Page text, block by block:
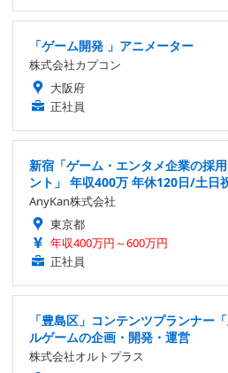
「ゲーム開発 」アニメーター
株式会社カプコン
大阪府
正社員
新宿「ゲーム・エンタメ企業の採
ント」 年収400万 年休120日/土日
AnyKan株式会社
東京都
年収400万円～600万円
正社員
「豊島区」コンテンツプランナー
ルゲームの企画・開発・運営
株式会社オルトプラス